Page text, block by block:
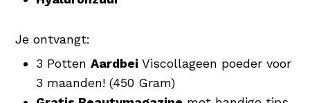
Je ontvangt:
3 PottenAardbei Viscollageen poeder voor
3 maanden! (450 Gram)